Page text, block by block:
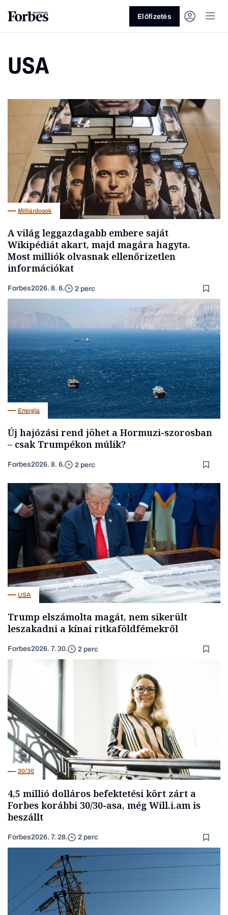
Vagy fedezze fel a következő
témákat
Üzlet Pénz Zöld Legyél jobb!
Előfizetés
USA
Milliárdosok
A világ leggazdagabb embere saját
Wikipédiát akart, majd magára hagyta.
Most milliók olvasnak ellenőrizetlen
információkat
Forbes2026. 8. 6. 2 perc
Energia
Új hajózási rend jöhet a Hormuzi-szorosban
– csak Trumpékon múlik?
Forbes2026. 8. 6. 2 perc
USA
Trump elszámolta magát, nem sikerült
leszakadni a kínai ritkaföldfémekről
Forbes2026. 7. 30. 2 perc
30/30
4,5 millió dolláros befektetési kört zárt a
Forbes korábbi 30/30-asa, még Will.i.am is
beszállt
Forbes2026. 7. 28. 2 perc